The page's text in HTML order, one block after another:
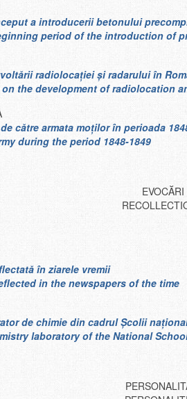
a introducerii betonului
period of the introduction of
radiolocaţiei şi radarului în
the development of radiolocation
către armata moților în perioada
during the period 1848-1849
EVOCĂRI
în ziarele vremii
in the newspapers of the time
de chimie din cadrul Școlii
laboratory of the National